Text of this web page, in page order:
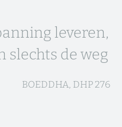
leveren,
slechts de weg
BOEDDHA, DHP 276